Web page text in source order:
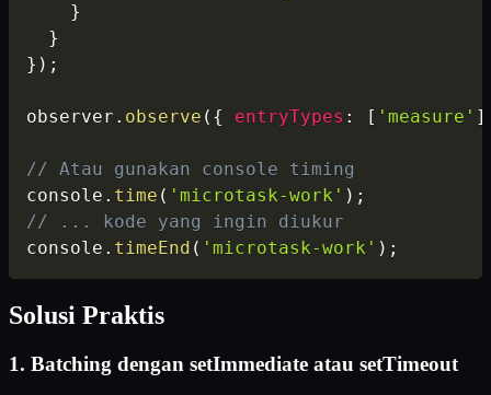
}
}
} ) ;
observer . observe ( { entryTypes : [ 'measure' ]
// Atau gunakan console timing
console . time ( 'microtask-work' ) ;
// ... kode yang ingin diukur
console . timeEnd ( 'microtask-work' ) ;
Solusi Praktis
1. Batching dengan setImmediate atau setTimeout